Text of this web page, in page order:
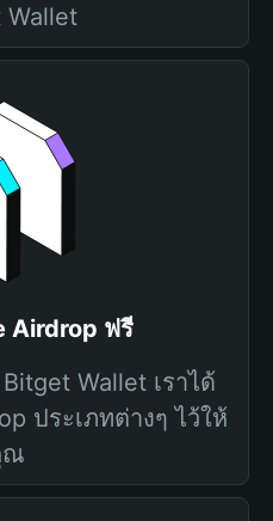
Wallet
Airdrop ฟรี
Wallet เราได้
ประเภทต่างๆ ไว้ให้
ณ